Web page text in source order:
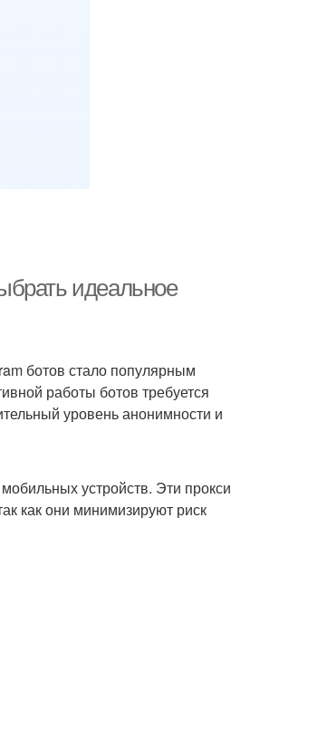
идеальное
ботов стало популярным
работы ботов требуется
уровень анонимности и
устройств. Эти прокси
как они минимизируют риск